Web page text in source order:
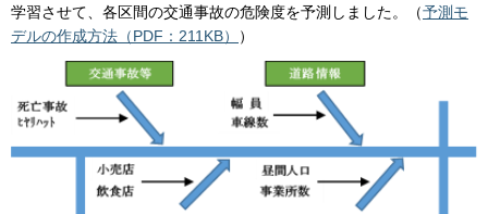
学習させて、各区間の交通事故の危険度を予測しました。（予測モ
デルの作成方法（PDF：211KB）
）